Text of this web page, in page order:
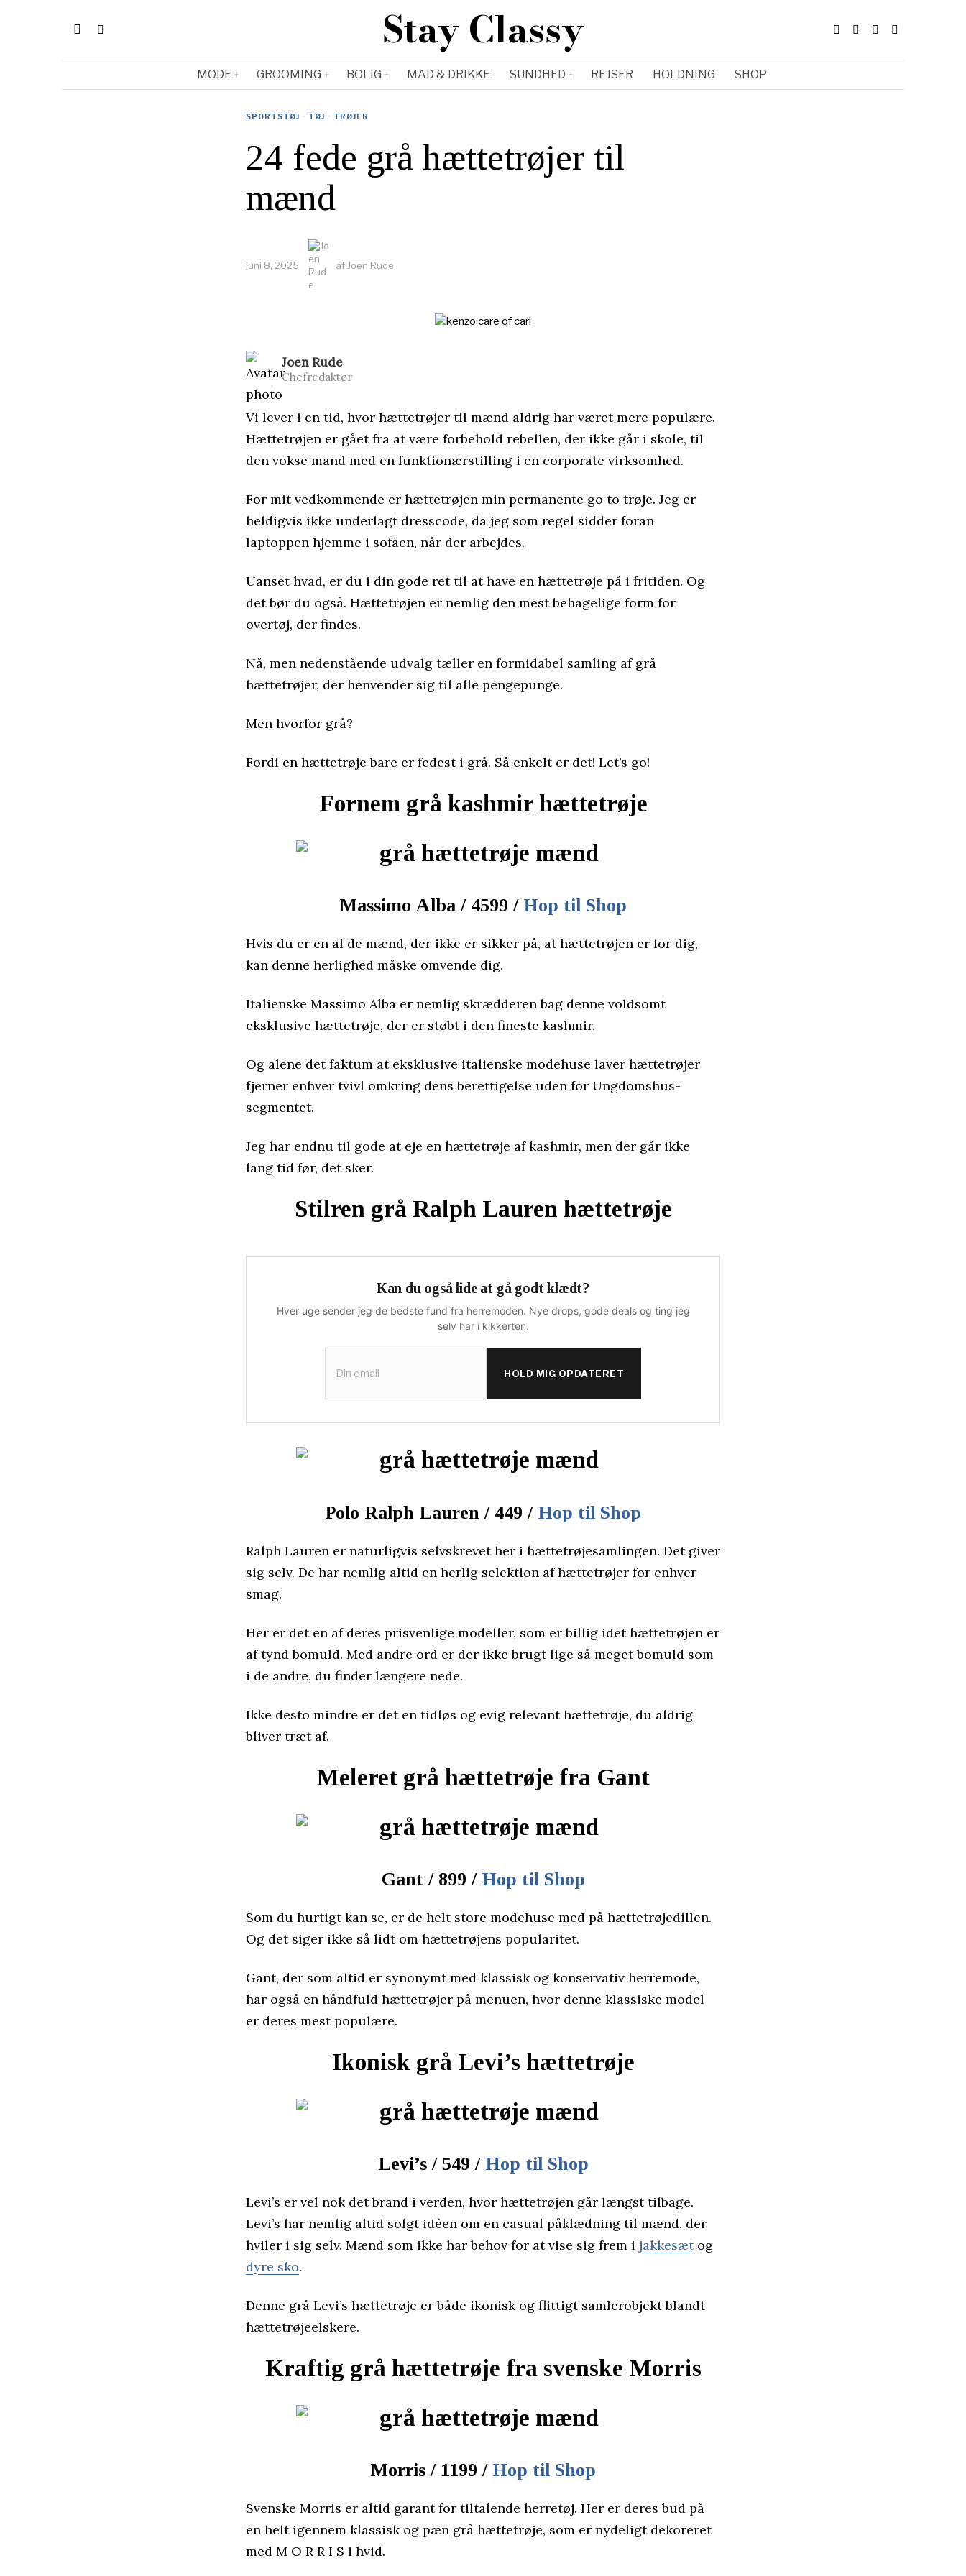
Stay Classy
MODE GROOMING BOLIG MAD & DRIKKE SUNDHED REJSER HOLDNING SHOP
SPORTSTØJ · TØJ · TRØJER
24 fede grå hættetrøjer til
mænd
juni 8, 2025 af Joen Rude
Joen Rude
Chefredaktør
Vi lever i en tid, hvor hættetrøjer til mænd aldrig har været mere populære.
Hættetrøjen er gået fra at være forbehold rebellen, der ikke går i skole, til
den vokse mand med en funktionærstilling i en corporate virksomhed.
For mit vedkommende er hættetrøjen min permanente go to trøje. Jeg er
heldigvis ikke underlagt dresscode, da jeg som regel sidder foran
laptoppen hjemme i sofaen, når der arbejdes.
Uanset hvad, er du i din gode ret til at have en hættetrøje på i fritiden. Og
det bør du også. Hættetrøjen er nemlig den mest behagelige form for
overtøj, der findes.
Nå, men nedenstående udvalg tæller en formidabel samling af grå
hættetrøjer, der henvender sig til alle pengepunge.
Men hvorfor grå?
Fordi en hættetrøje bare er fedest i grå. Så enkelt er det! Let’s go!
Fornem grå kashmir hættetrøje
Massimo Alba / 4599 / Hop til Shop
Hvis du er en af de mænd, der ikke er sikker på, at hættetrøjen er for dig,
kan denne herlighed måske omvende dig.
Italienske Massimo Alba er nemlig skrædderen bag denne voldsomt
eksklusive hættetrøje, der er støbt i den fineste kashmir.
Og alene det faktum at eksklusive italienske modehuse laver hættetrøjer
fjerner enhver tvivl omkring dens berettigelse uden for Ungdomshus-
segmentet.
Jeg har endnu til gode at eje en hættetrøje af kashmir, men der går ikke
lang tid før, det sker.
Stilren grå Ralph Lauren hættetrøje
Kan du også lide at gå godt klædt?
Hver uge sender jeg de bedste fund fra herremoden. Nye drops, gode deals og ting jeg
selv har i kikkerten.
HOLD MIG OPDATERET
Polo Ralph Lauren / 449 / Hop til Shop
Ralph Lauren er naturligvis selvskrevet her i hættetrøjesamlingen. Det giver
sig selv. De har nemlig altid en herlig selektion af hættetrøjer for enhver
smag.
Her er det en af deres prisvenlige modeller, som er billig idet hættetrøjen er
af tynd bomuld. Med andre ord er der ikke brugt lige så meget bomuld som
i de andre, du finder længere nede.
Ikke desto mindre er det en tidløs og evig relevant hættetrøje, du aldrig
bliver træt af.
Meleret grå hættetrøje fra Gant
Gant / 899 / Hop til Shop
Som du hurtigt kan se, er de helt store modehuse med på hættetrøjedillen.
Og det siger ikke så lidt om hættetrøjens popularitet.
Gant, der som altid er synonymt med klassisk og konservativ herremode,
har også en håndfuld hættetrøjer på menuen, hvor denne klassiske model
er deres mest populære.
Ikonisk grå Levi’s hættetrøje
Levi’s / 549 / Hop til Shop
Levi’s er vel nok det brand i verden, hvor hættetrøjen går længst tilbage.
Levi’s har nemlig altid solgt idéen om en casual påklædning til mænd, der
hviler i sig selv. Mænd som ikke har behov for at vise sig frem i jakkesætog
dyre sko.
Denne grå Levi’s hættetrøje er både ikonisk og flittigt samlerobjekt blandt
hættetrøjeelskere.
Kraftig grå hættetrøje fra svenske Morris
Morris / 1199 / Hop til Shop
Svenske Morris er altid garant for tiltalende herretøj. Her er deres bud på
en helt igennem klassisk og pæn grå hættetrøje, som er nydeligt dekoreret
med M O R R I S i hvid.